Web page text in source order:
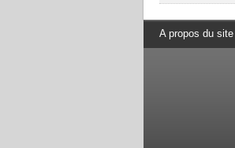
A propos du site